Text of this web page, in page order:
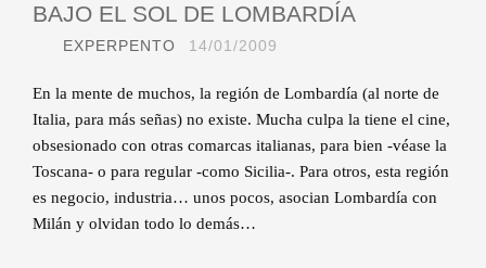
BAJO EL SOL DE LOMBARDÍA
EXPERPENTO 14/01/2009
En la mente de muchos, la región de Lombardía (al norte de
Italia, para más señas) no existe. Mucha culpa la tiene el cine,
obsesionado con otras comarcas italianas, para bien -véase la
Toscana- o para regular -como Sicilia-. Para otros, esta región
es negocio, industria… unos pocos, asocian Lombardía con
Milán y olvidan todo lo demás…